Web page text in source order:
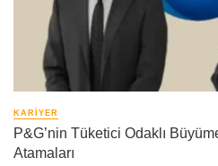
KARIYER
P&G’nin Tüketici Odaklı
Atamaları